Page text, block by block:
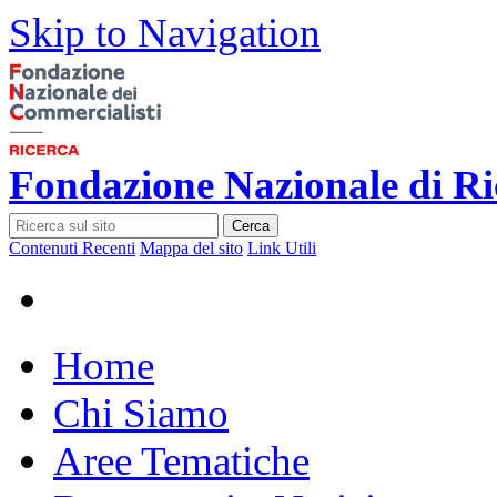
Skip to Navigation
Fondazione Nazionale di
Cerca
Contenuti Recenti Mappa del sito Link Utili
Home
Chi Siamo
Aree Tematiche